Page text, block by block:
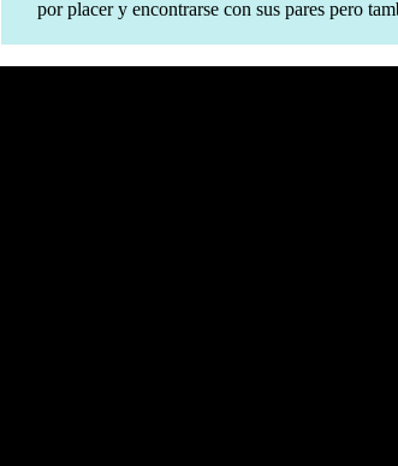
por placer y encontrarse con sus pares pero